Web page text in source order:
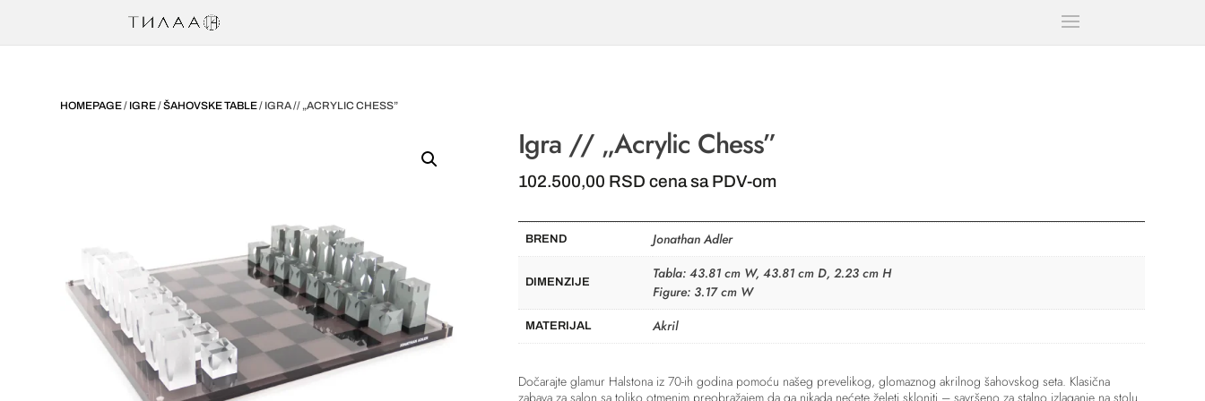
HOMEPAGE/ IGRE/ŠAHOVSKE TABLE/ IGRA // „ACRYLIC CHESS”
Igra // „Acrylic Chess”
102.500,00 RSD cena sa PDV-om
BREND Jonathan Adler
DIMENZIJE
Tabla: 43.81 cm W, 43.81 cm D, 2.23 cm H
Figure: 3.17 cm W
MATERIJAL Akril
Dočarajte glamur Halstona iz 70-ih godina pomoću našeg prevelikog, glomaznog akrilnog šahovskog seta. Klasična